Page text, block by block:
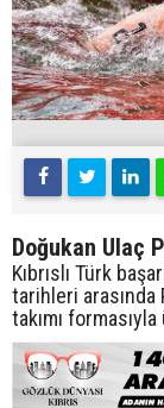
Doğukan Ulaç
Kıbrıslı Türk
tarihleri
takımı